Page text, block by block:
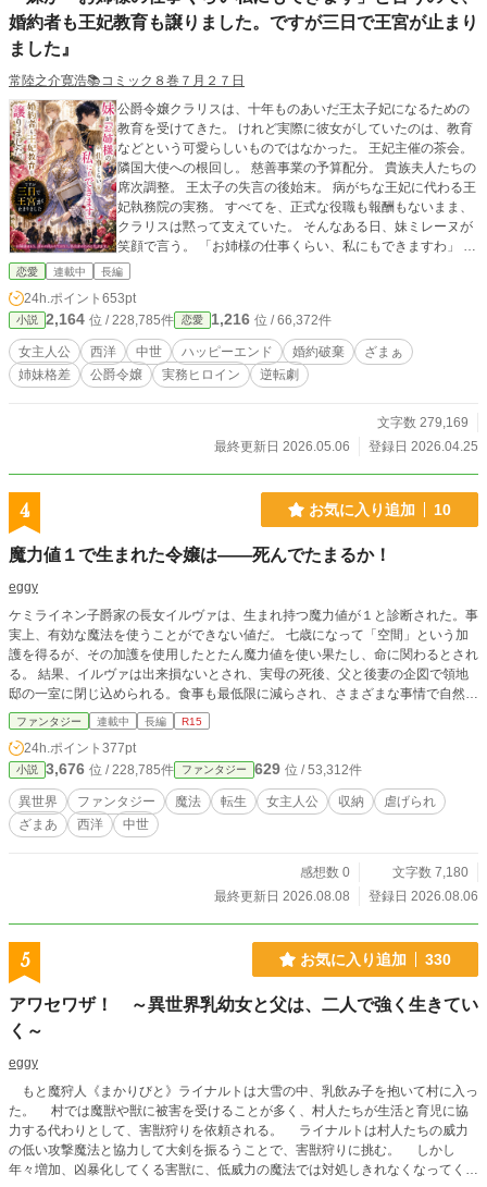
婚約者も王妃教育も譲りました。ですが三日で王宮が止まり
ました』
常陸之介寛浩📚️コミック８巻７月２７日
公爵令嬢クラリスは、十年ものあいだ王太子妃になるための
教育を受けてきた。 けれど実際に彼女がしていたのは、教育
などという可愛らしいものではなかった。 王妃主催の茶会。
隣国大使への根回し。 慈善事業の予算配分。 貴族夫人たちの
席次調整。 王太子の失言の後始末。 病がちな王妃に代わる王
妃執務院の実務。 すべてを、正式な役職も報酬もないまま、
クラリスは黙って支えていた。 そんなある日、妹ミレーヌが
笑顔で言う。 「お姉様の仕事くらい、私にもできますわ」 王
太子ジュリアスはその言葉を信じ、クラリスとの婚約を解
かった。 怒りもしなかった。 ただ、王宮の机に置いていた自
分の資料をすべて片付け、静かに一礼した。 「では、明日か
らお願いいたします」 翌日、王宮の朝会が止まった。 二日
目、隣国大使が怒った。 三日目、王太子は青ざめた。 そして
四日目。 クラリスのもとへ、王弟レオンハルトが訪れる。
はなかった。 無償で押しつけられていた責任だった。 これ
恋愛 連載中 長編
24h.ポイント 653pt
小説 2,164 位 / 228,785件 恋愛 1,216 位 / 66,372件
女主人公 西洋 中世 ハッピーエンド 婚約破棄
ざまぁ
姉妹格差
公爵令嬢 実務ヒロイン 逆転劇
文字数 279,169
最終更新日 2026.05.06
登録日 2026.04.25
4 お気に入り追加 10
魔力値１で生まれた令嬢は――死んでたまるか！
eggy
ケミライネン子爵家の長女イルヴァは、生まれ持つ魔力値が１と診断された。事
実上、有効な魔法を使うことができない値だ。 七歳になって「空間」という加
護を得るが、その加護を使用したとたん魔力値を使い果たし、命に関わるとされ
る。 結果、イルヴァは出来損ないとされ、実母の死後、父と後妻の企図で領地
邸の一室に閉じ込められる。食事も最低限に減らされ、さまざまな事情で自然死
を願われているらしい。 餓死寸前に追い込まれたイルヴァは、命をかけた選択
を決意する。
ファンタジー 連載中 長編 R15
24h.ポイント 377pt
小説 3,676 位 / 228,785件 ファンタジー 629 位 / 53,312件
異世界 ファンタジー 魔法 転生 女主人公 収納
虐げられ
ざまあ
西洋 中世
感想数 0
文字数 7,180
最終更新日 2026.08.08
登録日 2026.08.06
5 お気に入り追加 330
アワセワザ！ ～異世界乳幼女と父は、二人で強く生きてい
く～
eggy
もと魔狩人《まかりびと》ライナルトは大雪の中、乳飲み子を抱いて村に入っ
た。 村では魔獣や獣に被害を受けることが多く、村人たちが生活と育児に協
力する代わりとして、害獣狩りを依頼される。 ライナルトは村人たちの威力
の低い攻撃魔法と協力して大剣を振るうことで、害獣狩りに挑む。 しかし
年々増加、凶暴化してくる害獣に、低威力の魔法では対処しきれなくなってく